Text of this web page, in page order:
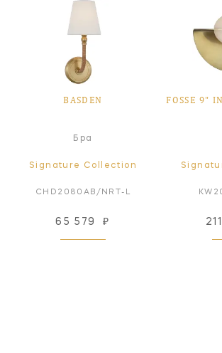
BASDEN
Бра
Signature Collection
CHD2080AB/NRT-L
65 579 ₽
FOSSE 9"